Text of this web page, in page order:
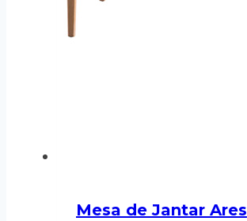
Mesa de Jantar Ares